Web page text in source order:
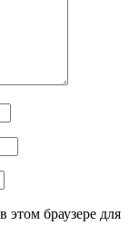
этом браузере для